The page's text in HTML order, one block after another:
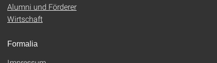
Alumni und Förderer
Wirtschaft
Formalia